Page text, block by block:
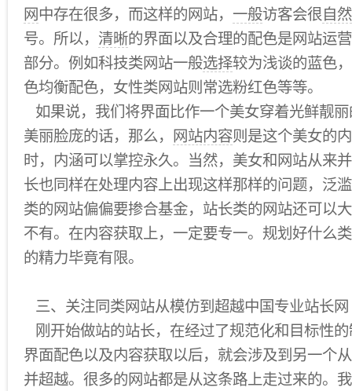
网 中存在很多，而这样的网站， 一般访客会很 自然
号。所以， 清晰的界面以及合理的配色是网站运
部分。例如科技类网站一般选择较为浅谈的蓝色
色均衡配色，女性类网站则常选粉红色等等。
如果说，我们将界面比作一个美女穿着光鲜靓
美丽脸庞的话，那么，
网站内容则是这个美女的
时，内涵可以掌控永久。当然，美女和网站从来
长也同样在处理内容上出现这样那样的问题，泛
类的网站偏偏要掺合基金，站长类的网站还可以
不有。在内容获取上，一定要专一。规划好什么
的精力毕竟有限。
三、关注同类网站从模仿到超越中国专业站长网
刚开始做站的站长，在经过了规范化和目标性
界面配色以及内容获取以后，就会涉及到另一个
并超越。很多的网站都是从这条路上走过来的。